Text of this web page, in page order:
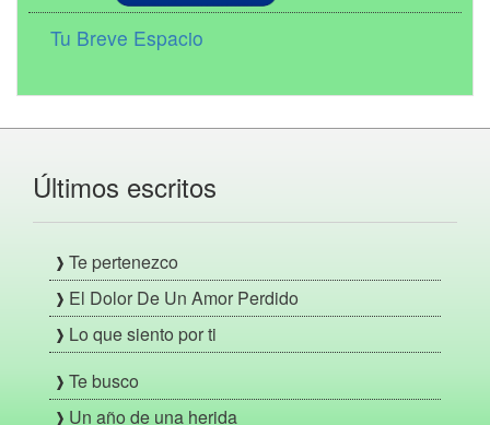
Tu Breve Espacio
Últimos escritos
Te pertenezco
El Dolor De Un Amor Perdido
Lo que siento por ti
Te busco
Un año de una herida